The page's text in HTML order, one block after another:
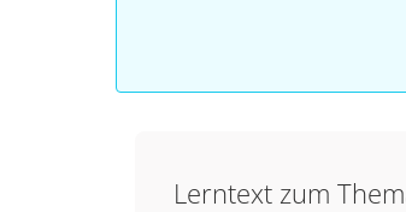
Lerntext zum